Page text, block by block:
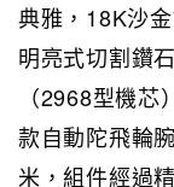
典雅，18K沙
明亮式切割鑽
（2968型機
款自動陀飛輪
米，組件經過